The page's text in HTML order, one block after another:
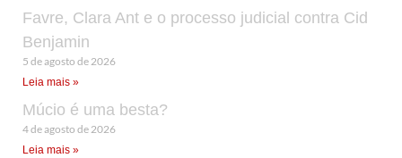
Favre, Clara Ant e o processo judicial contra Cid
Benjamin
5 de agosto de 2026
Leia mais »
Múcio é uma besta?
4 de agosto de 2026
Leia mais »